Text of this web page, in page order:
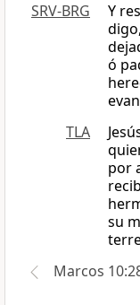
SRV-BRG
Y
ó
TLA
por
su
Marcos